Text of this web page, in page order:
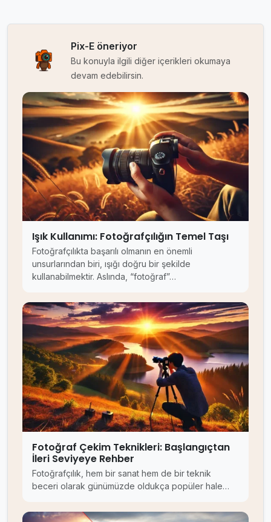
Pix-E öneriyor
Bu konuyla ilgili diğer içerikleri okumaya
devam edebilirsin.
Işık Kullanımı: Fotoğrafçılığın Temel Taşı
Fotoğrafçılıkta başarılı olmanın en önemli
unsurlarından biri, ışığı doğru bir şekilde
kullanabilmektir. Aslında, “fotoğraf”…
Fotoğraf Çekim Teknikleri: Başlangıçtan
İleri Seviyeye Rehber
Fotoğrafçılık, hem bir sanat hem de bir teknik
beceri olarak günümüzde oldukça popüler hale…